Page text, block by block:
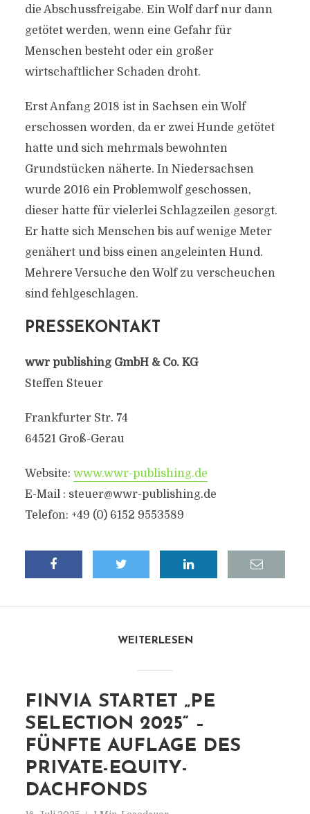
die Abschussfreigabe. Ein Wolf darf nur dann
getötet werden, wenn eine Gefahr für
Menschen besteht oder ein großer
wirtschaftlicher Schaden droht.
Erst Anfang 2018 ist in Sachsen ein Wolf
erschossen worden, da er zwei Hunde getötet
hatte und sich mehrmals bewohnten
Grundstücken näherte. In Niedersachsen
wurde 2016 ein Problemwolf geschossen,
dieser hatte für vielerlei Schlagzeilen gesorgt.
Er hatte sich Menschen bis auf wenige Meter
genähert und biss einen angeleinten Hund.
Mehrere Versuche den Wolf zu verscheuchen
sind fehlgeschlagen.
PRESSEKONTAKT
wwr publishing GmbH & Co. KG
Steffen Steuer
Frankfurter Str. 74
64521 Groß-Gerau
Website: www.wwr-publishing.de
E-Mail : steuer@wwr-publishing.de
Telefon: +49 (0) 6152 9553589
WEITERLESEN
FINVIA STARTET „PE
SELECTION 2025“ –
FÜNFTE AUFLAGE DES
PRIVATE-EQUITY-
DACHFONDS